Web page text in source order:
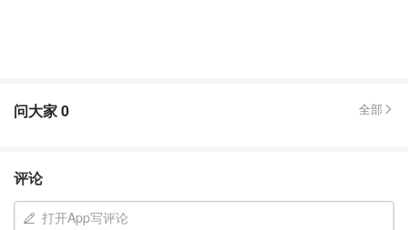
丁博士合作一起使用军用废料制作这款改良的军靴。这款靴
问大家0 全部
评论
打开App写评论